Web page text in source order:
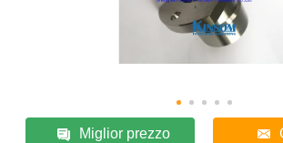
Miglior prezzo